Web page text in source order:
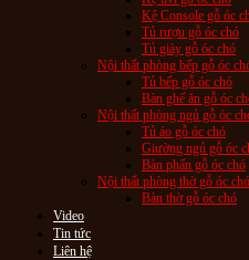
Kệ Console gỗ óc
Tủ rượu gỗ óc chó
Tủ giày gỗ óc chó
Nội thất phòng bếp gỗ óc
Tủ bếp gỗ óc chó
Bàn ghế ăn gỗ óc
Nội thất phòng ngủ gỗ óc
Tủ áo gỗ óc chó
Giường ngủ gỗ óc
Bàn phấn gỗ óc chó
Nội thất phòng thờ gỗ óc chó
Bàn thờ gỗ óc chó
Video
Tin tức
Liên hệ